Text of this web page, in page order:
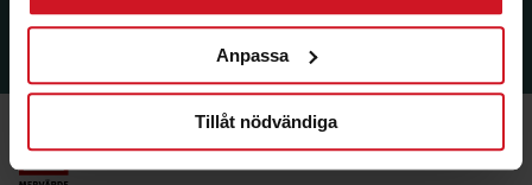
Anpassa
Tillåt nödvändiga